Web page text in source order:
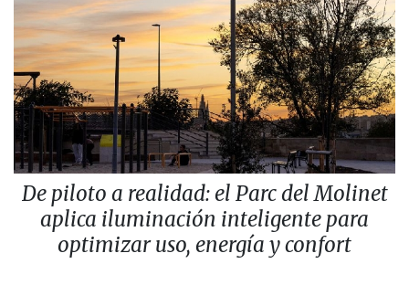
De piloto a realidad: el Parc del Molinet
aplica iluminación inteligente para
optimizar uso, energía y confort